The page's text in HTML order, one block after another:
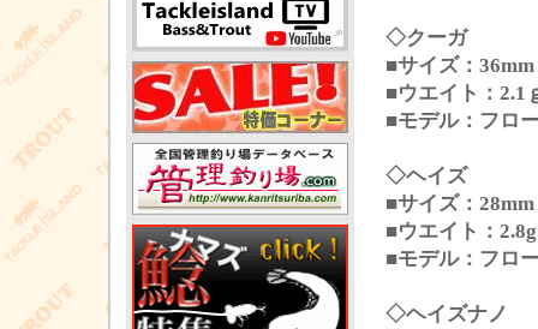
◇クーガ
■サイズ：36mm
■ウエイト：2.1
■モデル：フロ
◇ヘイズ
■サイズ：28mm
■ウエイト：2.8g
■モデル：フロ
◇ヘイズナノ